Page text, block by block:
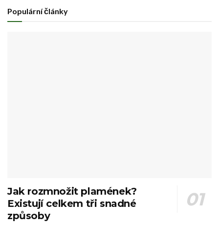
Populární články
Jak rozmnožit plamének?
Existují celkem tři snadné
způsoby